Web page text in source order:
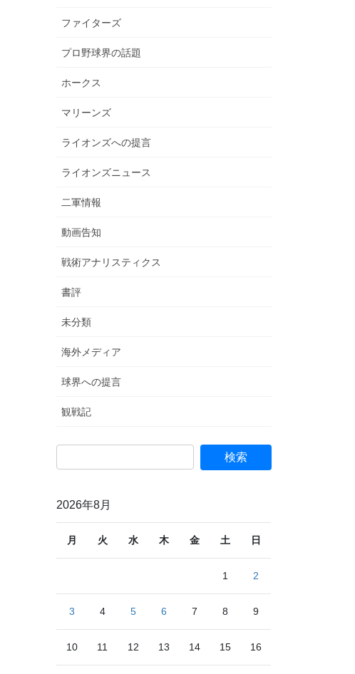
ファイターズ
プロ野球界の話題
ホークス
マリーンズ
ライオンズへの提言
ライオンズニュース
二軍情報
動画告知
戦術アナリスティクス
書評
未分類
海外メディア
球界への提言
観戦記
2026年8月
月 火 水 木 金 土 日
1 2
3 4 5 6 7 8 9
10 11 12 13 14 15 16